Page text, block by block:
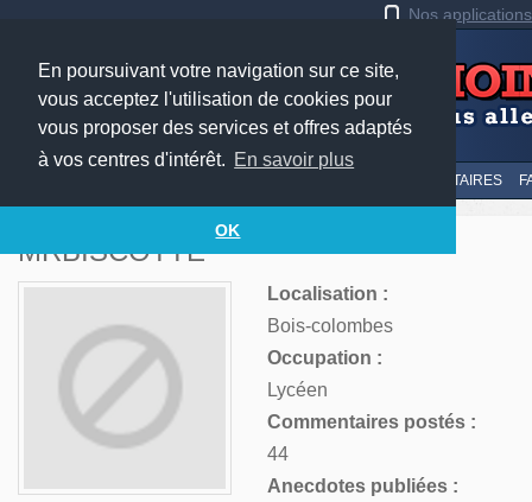
En poursuivant votre navigation sur ce site,
vous acceptez l'utilisation de cookies pour
vous proposer des services et offres adaptés
à vos centres d'intérêt. En savoir plus
OK
Nos
SUIVI DES COMMENTAIRES
MRBISCOTTE
Localisation :
Bois-colombes
Occupation :
Lycéen
Commentaires postés :
44
Anecdotes publiées :